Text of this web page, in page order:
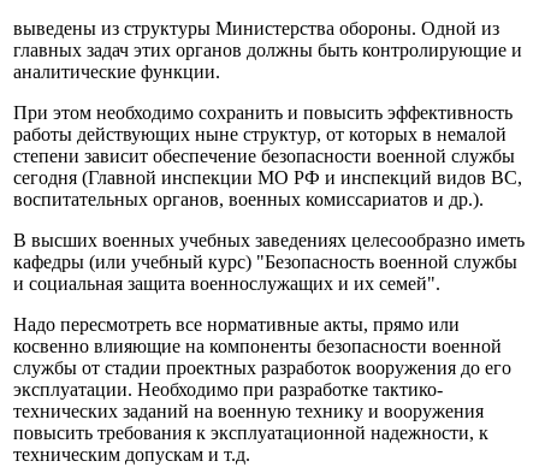
выведены из структуры Министерства обороны. Одной из
главных задач этих органов должны быть контролирующие и
аналитические функции.
При этом необходимо сохранить и повысить эффективность
работы действующих ныне структур, от которых в немалой
степени зависит обеспечение безопасности военной службы
сегодня (Главной инспекции МО РФ и инспекций видов ВС,
воспитательных органов, военных комиссариатов и др.).
В высших военных учебных заведениях целесообразно иметь
кафедры (или учебный курс) "Безопасность военной службы
и социальная защита военнослужащих и их семей".
Надо пересмотреть все нормативные акты, прямо или
косвенно влияющие на компоненты безопасности военной
службы от стадии проектных разработок вооружения до его
эксплуатации. Необходимо при разработке тактико-
технических заданий на военную технику и вооружения
повысить требования к эксплуатационной надежности, к
техническим допускам и т.д.